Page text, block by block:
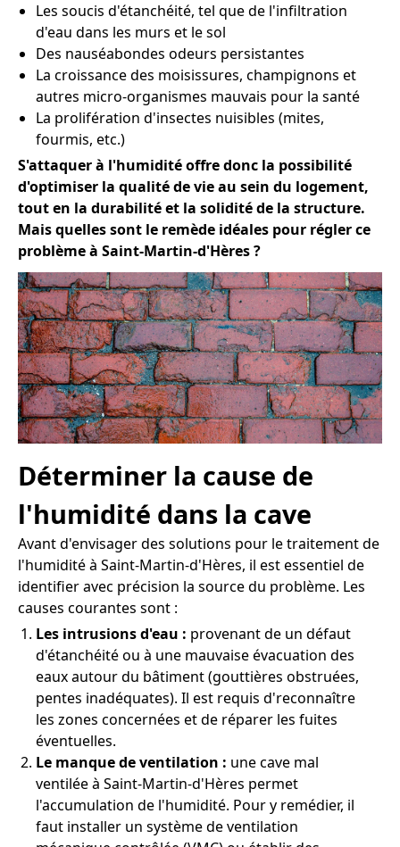
Les soucis d'étanchéité, tel que de l'infiltration
d'eau dans les murs et le sol
Des nauséabondes odeurs persistantes
La croissance des moisissures, champignons et
autres micro-organismes mauvais pour la santé
La prolifération d'insectes nuisibles (mites,
fourmis, etc.)
S'attaquer à l'humidité offre donc la possibilité
d'optimiser la qualité de vie au sein du logement,
tout en la durabilité et la solidité de la structure.
Mais quelles sont le remède idéales pour régler ce
problème à Saint-Martin-d'Hères ?
Déterminer la cause de
l'humidité dans la cave
Avant d'envisager des solutions pour le traitement de
l'humidité à Saint-Martin-d'Hères, il est essentiel de
identifier avec précision la source du problème. Les
causes courantes sont :
Les intrusions d'eau : provenant de un défaut
d'étanchéité ou à une mauvaise évacuation des
eaux autour du bâtiment (gouttières obstruées,
pentes inadéquates). Il est requis d'reconnaître
les zones concernées et de réparer les fuites
éventuelles.
Le manque de ventilation : une cave mal
ventilée à Saint-Martin-d'Hères permet
l'accumulation de l'humidité. Pour y remédier, il
faut installer un système de ventilation